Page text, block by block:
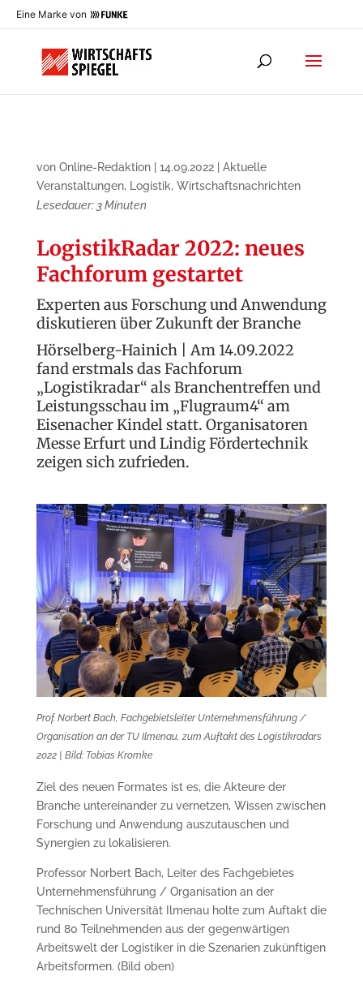
Eine Marke von
von Online-Redaktion| 14.09.2022| Aktuelle
Veranstaltungen, Logistik, Wirtschaftsnachrichten
Lesedauer: 3 Minuten
LogistikRadar 2022: neues
Fachforum gestartet
Experten aus Forschung und Anwendung
diskutieren über Zukunft der Branche
Hörselberg-Hainich | Am 14.09.2022
fand erstmals das Fachforum
„Logistikradar“ als Branchentreffen und
Leistungsschau im „Flugraum4“ am
Eisenacher Kindel statt. Organisatoren
Messe Erfurt und Lindig Fördertechnik
zeigen sich zufrieden.
Prof. Norbert Bach, Fachgebietsleiter Unternehmensführung /
Organisation an der TU Ilmenau, zum Auftakt des Logistikradars
2022 | Bild: Tobias Kromke
Ziel des neuen Formates ist es, die Akteure der
Branche untereinander zu vernetzen, Wissen zwischen
Forschung und Anwendung auszutauschen und
Synergien zu lokalisieren.
Professor Norbert Bach, Leiter des Fachgebietes
Unternehmensführung / Organisation an der
Technischen Universität Ilmenau holte zum Auftakt die
rund 80 Teilnehmenden aus der gegenwärtigen
Arbeitswelt der Logistiker in die Szenarien zukünftigen
Arbeitsformen. (Bild oben)